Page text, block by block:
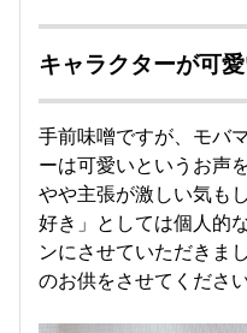
キャラクターが可
手前味噌ですが、モバ
ーは可愛いというお声
やや主張が激しい気も
好き」としては個人的
ンにさせていただきま
のお供をさせてください